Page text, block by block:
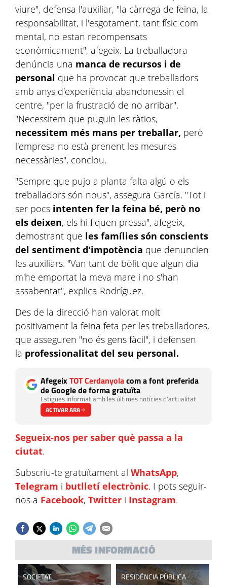
viure", defensa l'auxiliar, "la càrrega de feina, la
responsabilitat, i l'esgotament, tant físic com
mental, no estan recompensats
econòmicament", afegeix. La treballadora
denúncia una manca de recursos i de
personal que ha provocat que treballadors
amb anys d'experiència abandonessin el
centre, "per la frustració de no arribar".
"Necessitem que puguin les ràtios,
necessitem més mans per treballar, però
l'empresa no està prenent les mesures
necessàries", conclou.
"Sempre que pujo a planta falta algú o els
treballadors són nous", assegura García. "Tot i
ser pocs intenten fer la feina bé, però no
els deixen, els hi fiquen pressa", afegeix,
demostrant que les famílies són conscients
del sentiment d'impotència que denuncien
les auxiliars. "Van tant de bòlit que algun dia
m'he emportat la meva mare i no s'han
assabentat", explica Rodríguez.
Des de la direcció han valorat molt
positivament la feina feta per les treballadores,
que asseguren "no és gens fàcil", i defensen
la professionalitat del seu personal.
AfegeixTOT Cerdanyolacom a font preferida
de Google de forma gratuïta
Estigues informat amb les últimes notícies d'actualitat
ACTIVAR ARA
Segueix-nos per saber què passa a la
ciutat.
Subscriu-te gratuïtament al WhatsApp,
Telegram i butlletí electrònic. I pots seguir-
nos a Facebook, Twitter i Instagram.
MÉS INFORMACIÓ
SOCIETAT RESIDÈNCIA PÚBLICA